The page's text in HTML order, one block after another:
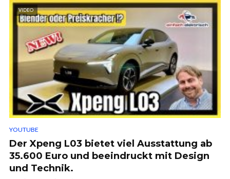
VIDEO
YOUTUBE
Der Xpeng L03 bietet viel Ausstattung ab
35.600 Euro und beeindruckt mit Design
und Technik.